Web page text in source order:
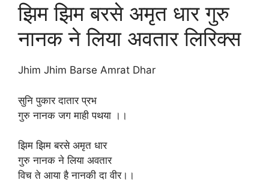
झिम झिम बरसे अमृत धार गुरु
नानक ने लिया अवतार लिरिक्स
Jhim Jhim Barse Amrat Dhar
सुनि पुकार दातार प्रभ
गुरु नानक जग माही पथया ।।
झिम झिम बरसे अमृत धार
गुरु नानक ने लिया अवतार
विच ते आया है नानकी दा वीर।।